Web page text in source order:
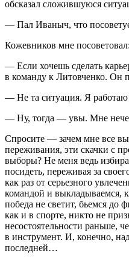
обсказал сложившуюся
— Пал Иваныч, что
Кожевников мне посоветовал:
— Если хочешь сделать
в команду к Литовченко. Он
— Не та ситуация. Я работаю
— Ну, тогда — увы. Мне
Спросите — зачем мне все
переживания, эти скачки с
выборы? Не меня ведь
посидеть, переживая за
как раз от серьезного
командой и выкладываемся,
победа не светит, бьемся до
как и в спорте, никто не
несостоятельности раньше,
в инструмент. И, конечно,
последней…